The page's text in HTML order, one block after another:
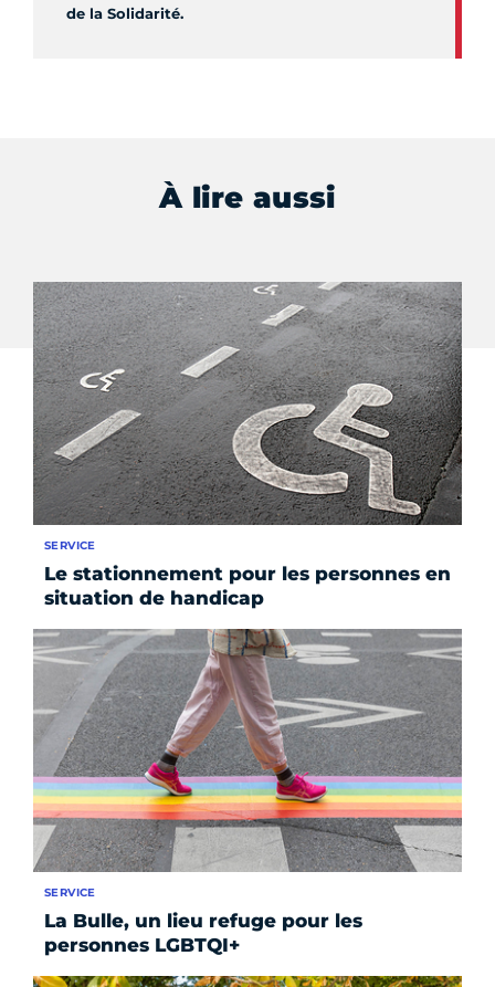
de la Solidarité.
À lire aussi
Le stationnement pour les personnes en
situation de handicap
SERVICE
La Bulle, un lieu refuge pour les
personnes LGBTQI+
SERVICE